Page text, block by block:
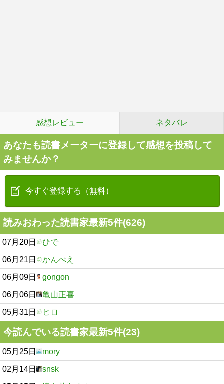
感想レビュー ネタバレ
あなたも読書メーターに登録して感想を投稿して
みませんか？
今すぐ登録する（無料）
読みおわった読書家最新5件(626)
07月20日 ひで
06月21日 かんべえ
06月09日 gongon
06月06日 亀山正喜
05月31日 ヒロ
今読んでいる読書家最新5件(23)
05月25日 mory
02月14日 snsk